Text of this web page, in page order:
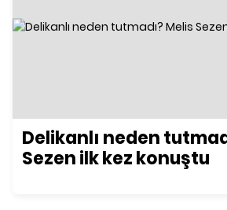
Delikanlı neden
Sezen ilk kez konuştu